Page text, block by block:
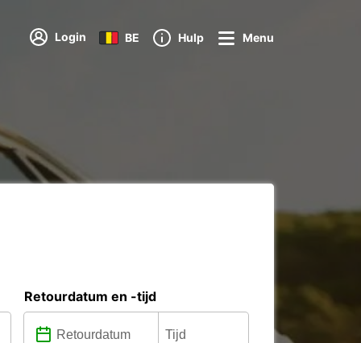
Login BE Hulp Menu
Retourdatum en -tijd